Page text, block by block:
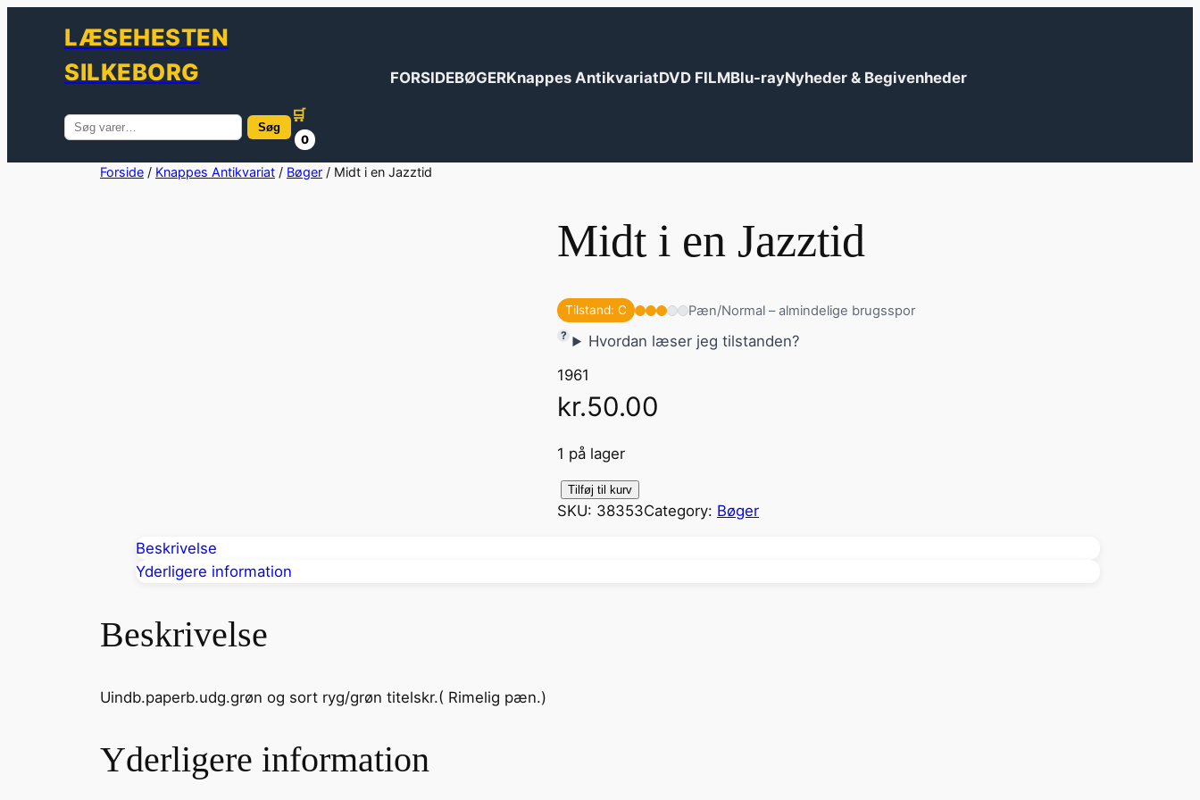
LÆSEHESTEN
SILKEBORG
FORSIDEBØGERKnappes AntikvariatDVD FILMBlu-rayNyheder & Begivenheder
Søg
efter:
Søg
🛒
0
Forside / Knappes Antikvariat / Bøger / Midt i en Jazztid
Midt i en Jazztid
Tilstand: C Pæn/Normal – almindelige brugsspor
Hvordan læser jeg tilstanden?
1961
kr.50.00
1 på lager
M
i
Tilføj til kurv
SKU: 38353Category: Bøger
Beskrivelse
Yderligere information
Beskrivelse
Uindb.paperb.udg.grøn og sort ryg/grøn titelskr.( Rimelig pæn.)
Yderligere information